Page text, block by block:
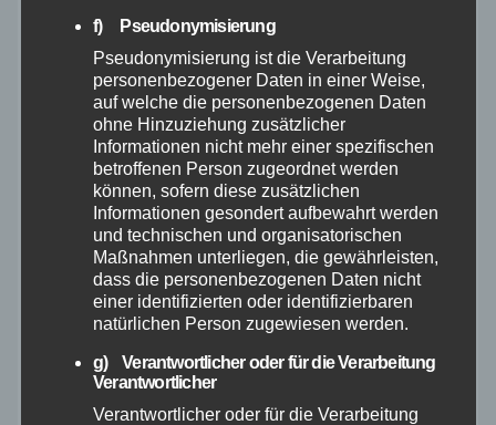
Neuwied
Polizei
Rettungsdienst
Rhein-Lahn
Veranstaltungen
f) Pseudonymisierung
Pseudonymisierung ist die Verarbeitung
personenbezogener Daten in einer Weise,
auf welche die personenbezogenen Daten
ohne Hinzuziehung zusätzlicher
Informationen nicht mehr einer spezifischen
betroffenen Person zugeordnet werden
können, sofern diese zusätzlichen
Informationen gesondert aufbewahrt werden
und technischen und organisatorischen
Maßnahmen unterliegen, die gewährleisten,
dass die personenbezogenen Daten nicht
einer identifizierten oder identifizierbaren
natürlichen Person zugewiesen werden.
g) Verantwortlicher oder für die Verarbeitung
Verantwortlicher
Verantwortlicher oder für die Verarbeitung